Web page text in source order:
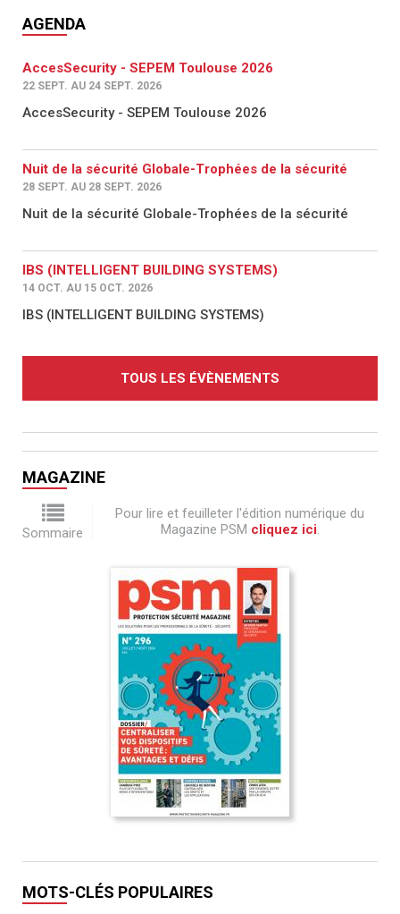
AGENDA
AccesSecurity - SEPEM Toulouse 2026
22 SEPT. AU 24 SEPT. 2026
AccesSecurity - SEPEM Toulouse 2026
Nuit de la sécurité Globale-Trophées de la sécurité
28 SEPT. AU 28 SEPT. 2026
Nuit de la sécurité Globale-Trophées de la sécurité
IBS (INTELLIGENT BUILDING SYSTEMS)
14 OCT. AU 15 OCT. 2026
IBS (INTELLIGENT BUILDING SYSTEMS)
TOUS LES ÉVÈNEMENTS
MAGAZINE
Sommaire
Pour lire et feuilleter l'édition numérique du
Magazine PSM cliquez ici.
MOTS-CLÉS POPULAIRES